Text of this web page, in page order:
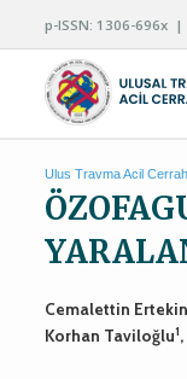
p-ISSN: 1306-696x |
Ulus Travma Acil
Cemalettin
Korhan Taviloğlu1